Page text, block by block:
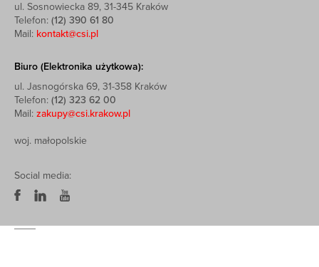
ul. Sosnowiecka 89, 31-345 Kraków
Telefon: (12) 390 61 80
Mail: kontakt@csi.pl
Biuro (Elektronika użytkowa):
ul. Jasnogórska 69, 31-358 Kraków
Telefon: (12) 323 62 00
Mail: zakupy@csi.krakow.pl
woj. małopolskie
Social media: